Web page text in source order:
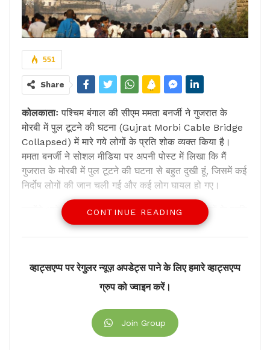
551
Share
कोलकाताः पश्चिम बंगाल की सीएम ममता बनर्जी ने गुजरात के
मोरबी में पुल टूटने की घटना (Gujrat Morbi Cable Bridge
Collapsed) में मारे गये लोगों के प्रति शोक व्यक्त किया है।
ममता बनर्जी ने सोशल मीडिया पर अपनी पोस्ट में लिखा कि मैं
गुजरात के मोरबी में पुल टूटने की घटना से बहुत दुखी हूं, जिसमें कई
निर्दोष लोगों की जान चली गई और कई लोग घायल हो गए।
उन्होंने आगे औरभी लिखा कि मृतकों के परिवारों और दोस्तों के प्रति
मेरी गहरी संवेदना है। मैं घायलों के शीघ्र स्वास्थ्य होने की कामना
करती हूं।
I am deeply concerned about the
tragic bridge collapse in Morbi,
CONTINUE READING
व्हाट्सएप्प पर रेगुलर न्यूज़ अपडेट्स पाने के लिए हमारे व्हाट्सएप्प
ग्रुप को ज्वाइन करें।
Join Group